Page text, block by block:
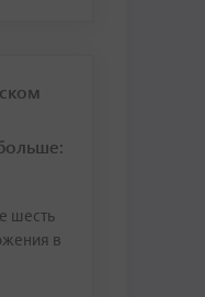
шесть
в